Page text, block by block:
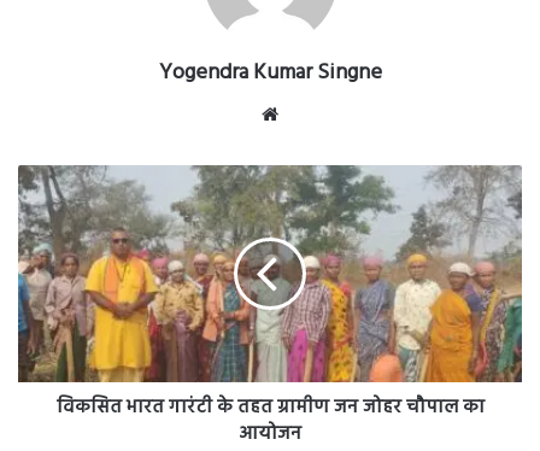
Yogendra Kumar Singne
विकसित
भारत
गारंटी
के
तहत
ग्रामीण
जन
जोहर
चौपाल
विकसित भारत गारंटी के तहत ग्रामीण जन जोहर चौपाल का
आयोजन